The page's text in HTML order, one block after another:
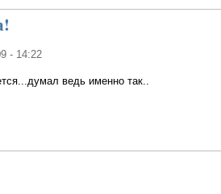
- 14:22
ведь именно так..